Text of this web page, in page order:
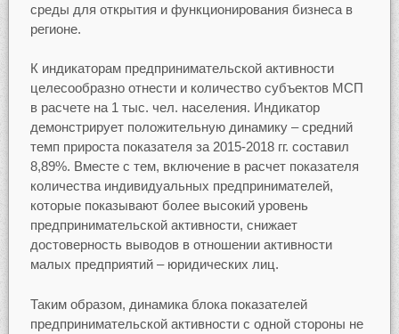
среды для открытия и функционирования бизнеса в
регионе.
К индикаторам предпринимательской активности
целесообразно отнести и количество субъектов МСП
в расчете на 1 тыс. чел. населения. Индикатор
демонстрирует положительную динамику – средний
темп прироста показателя за 2015-2018 гг. составил
8,89%. Вместе с тем, включение в расчет показателя
количества индивидуальных предпринимателей,
которые показывают более высокий уровень
предпринимательской активности, снижает
достоверность выводов в отношении активности
малых предприятий – юридических лиц.
Таким образом, динамика блока показателей
предпринимательской активности с одной стороны не